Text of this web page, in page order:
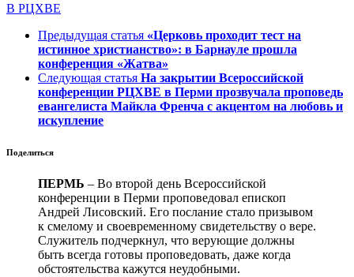
В РЦХВЕ
Предыдущая статья «Церковь проходит тест на
истинное христианство»: в Барнауле прошла
конференция «Жатва»
Следующая статья На закрытии Всероссийской
конференции РЦХВЕ в Перми прозвучала проповедь
евангелиста Майкла Френча с акцентом на любовь и
искупление
Поделиться
ПЕРМЬ – Во второй день Всероссийской
конференции в Перми проповедовал епископ
Андрей Лисовский. Его послание стало призывом
к смелому и своевременному свидетельству о вере.
Служитель подчеркнул, что верующие должны
быть всегда готовы проповедовать, даже когда
обстоятельства кажутся неудобными.